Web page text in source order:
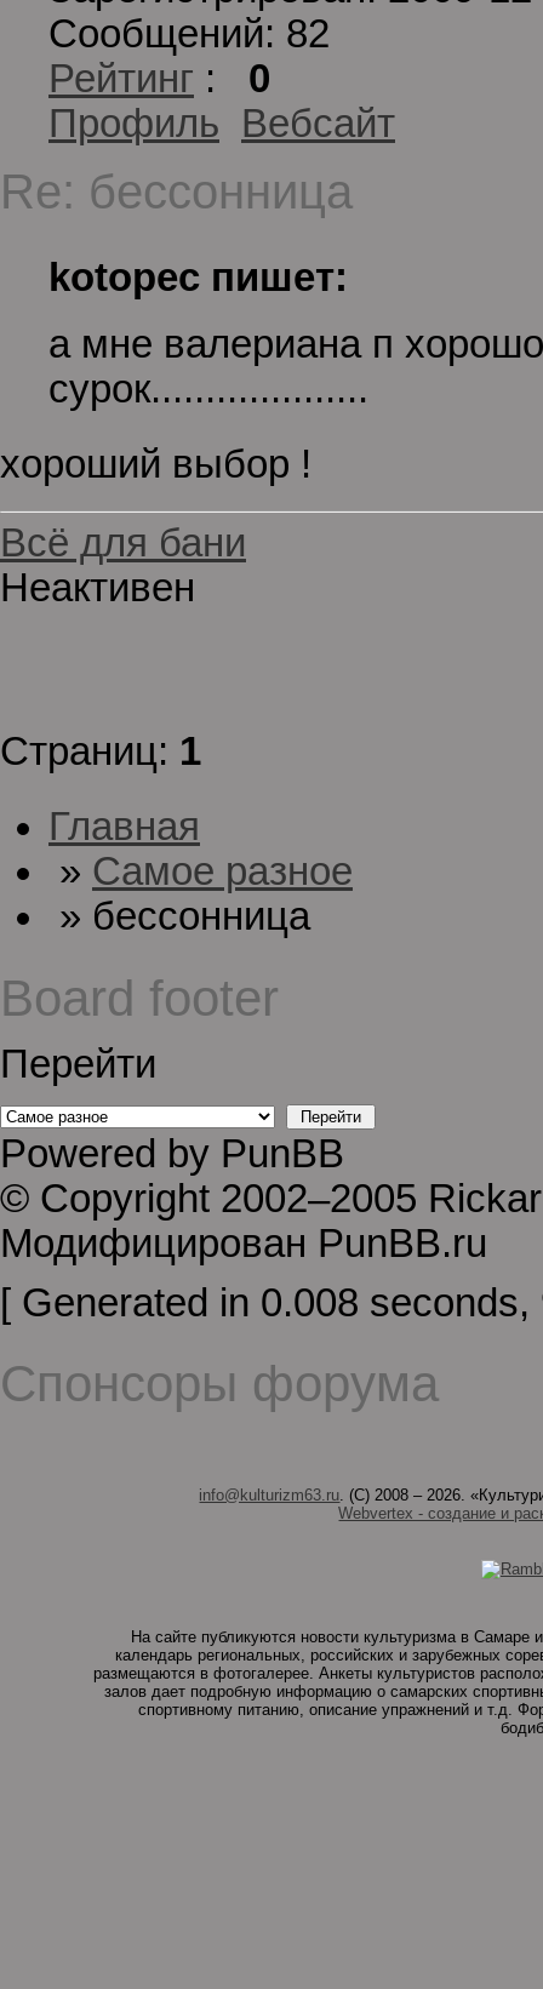
Сообщений: 82
Рейтинг : 0
Профиль Вебсайт
Re: бессонница
kotopec пишет:
а мне валериана п
сурок....................
хороший выбор !
Всё для бани
Неактивен
Страниц: 1
Главная
» Самое разное
» бессонница
Board footer
Перейти
Powered by PunBB
© Copyright 2002–2005
Модифицирован PunBB.ru
[ Generated in 0.008
Спонсоры форума
info@kulturizm63.ru. (C) 2008 – 2026.
Webvertex - создание и
На сайте публикуются новости культуризма в
календарь региональных, российских и зарубежных
размещаются в фотогалерее. Анкеты культуристов
залов дает подробную информацию о самарских
спортивному питанию, описание упражнений и т.д.